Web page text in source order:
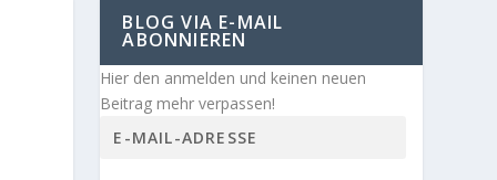
BLOG VIA E-MAIL
ABONNIEREN
Hier den anmelden und keinen neuen
Beitrag mehr verpassen!